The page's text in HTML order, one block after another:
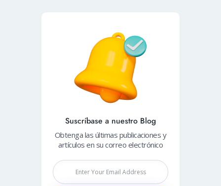
Suscríbase a nuestro Blog
Obtenga las últimas publicaciones y
artículos en su correo electrónico